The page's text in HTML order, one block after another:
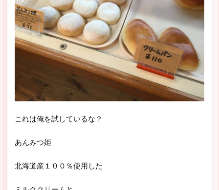
これは俺を試しているな？
あんみつ姫
北海道産１００％使用した